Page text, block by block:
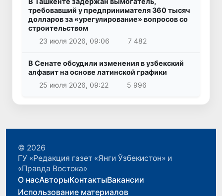
требовавший у предпринимателя 360 тысяч
долларов за «урегулирование» вопросов со
строительством
23 июля 2026, 09:06
7 482
В Сенате обсудили изменения в узбекский
алфавит на основе латинской графики
25 июля 2026, 09:22
5 996
© 2026
ГУ «Редакция газет «Янги Ўзбекистон» и
«Правда Востока»
О насАвторыКонтактыВакансии
Использование материалов